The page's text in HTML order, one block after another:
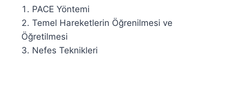
PACE Yöntemi
Temel Hareketlerin Öğrenilmesi ve
Öğretilmesi
Nefes Teknikleri